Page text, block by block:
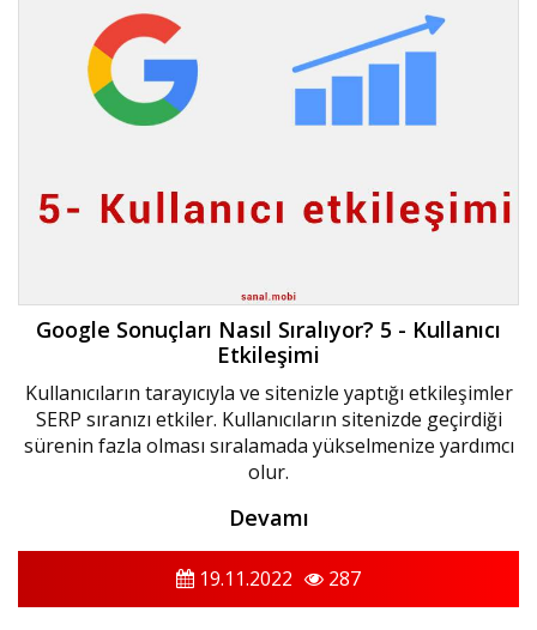
Google Sonuçları Nasıl Sıralıyor? 5 - Kullanıcı
Etkileşimi
Kullanıcıların tarayıcıyla ve sitenizle yaptığı etkileşimler
SERP sıranızı etkiler. Kullanıcıların sitenizde geçirdiği
sürenin fazla olması sıralamada yükselmenize yardımcı
olur.
Devamı
19.11.2022 287